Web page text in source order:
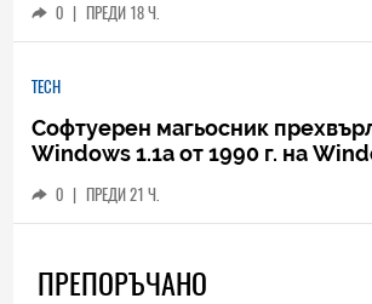
0 | ПРЕДИ 18 Ч.
TECH
Софтуерен магьосник
Windows 1.1a от 1990 г. на
0 | ПРЕДИ 21 Ч.
ПРЕПОРЪЧАНО